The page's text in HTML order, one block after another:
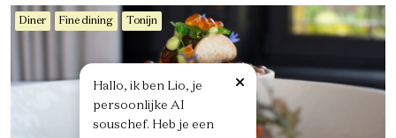
Diner Fine dining Tonijn
Hallo, ik ben Lio, je
persoonlijke AI
souschef. Heb je een